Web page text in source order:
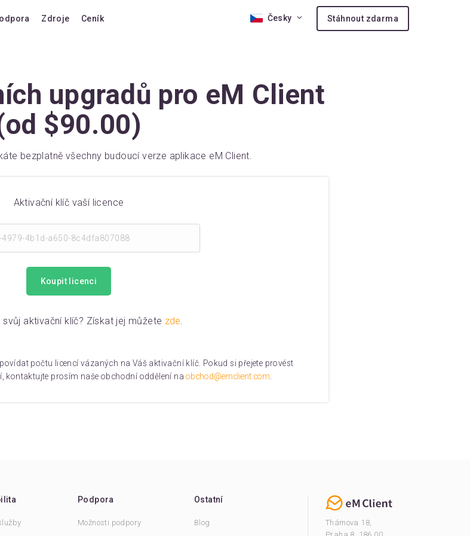
Zdroje
Forum
Klávesové zkratky
Videonávody
Dokumentace
Srovnání s konkurencí
Hlasovat pro funkci
Ceník
Doživotní upgrady
Koupit další licence
Prodloužení VIP podpory
Koupit AI Add-on
Česky Stáhnout zdarma
upgradů pro eM Client
$90.00)
bezplatně všechny budoucí verze aplikace eM Client.
Aktivační klíč vaší licence
Koupit licenci
svůj aktivační klíč? Získat jej můžete zde.
počtu licencí vázaných na Váš aktivační klíč. Pokud si přejete provést
kontaktujte prosím naše obchodní oddělení naobchod@emclient.com
Podpora
Možnosti podpory
Ostatní
Blog
Thámova 18,